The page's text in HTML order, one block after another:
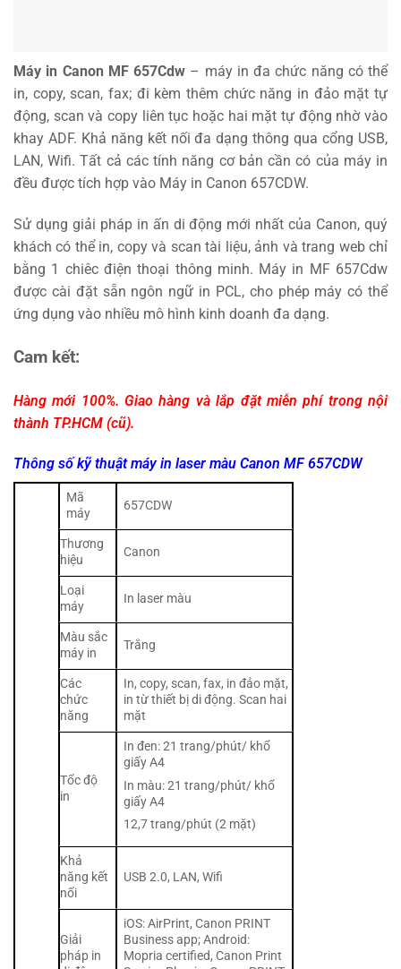
Máy in Canon MF 657Cdw – máy in đa chức năng có thể
in, copy, scan, fax; đi kèm thêm chức năng in đảo mặt tự
động, scan và copy liên tục hoặc hai mặt tự động nhờ vào
khay ADF. Khả năng kết nối đa dạng thông qua cổng USB,
LAN, Wifi. Tất cả các tính năng cơ bản cần có của máy in
đều được tích hợp vào Máy in Canon 657CDW.
Sử dụng giải pháp in ấn di động mới nhất của Canon, quý
khách có thể in, copy và scan tài liệu, ảnh và trang web chỉ
bằng 1 chiêc điện thoại thông minh. Máy in MF 657Cdw
được cài đặt sẵn ngôn ngữ in PCL, cho phép máy có thể
ứng dụng vào nhiều mô hình kinh doanh đa dạng.
Cam kết:
Hàng mới 100%. Giao hàng và lắp đặt miễn phí trong nội
thành TP.HCM (cũ).
Thông số kỹ thuật máy in laser màu Canon MF 657CDW
Mã
máy
657CDW
Thương
hiệu
Canon
Loại
máy
In laser màu
Màu sắc
máy in
Trắng
Các
chức
năng
In, copy, scan, fax, in đảo mặt,
in từ thiết bị di động. Scan hai
mặt
Tốc độ
in
In đen: 21 trang/phút/ khổ
giấy A4
In màu: 21 trang/phút/ khổ
giấy A4
12,7 trang/phút (2 mặt)
Khả
năng kết
nối
USB 2.0, LAN, Wifi
Giải
pháp in
iOS: AirPrint, Canon PRINT
Business app; Android:
Mopria certified, Canon Print